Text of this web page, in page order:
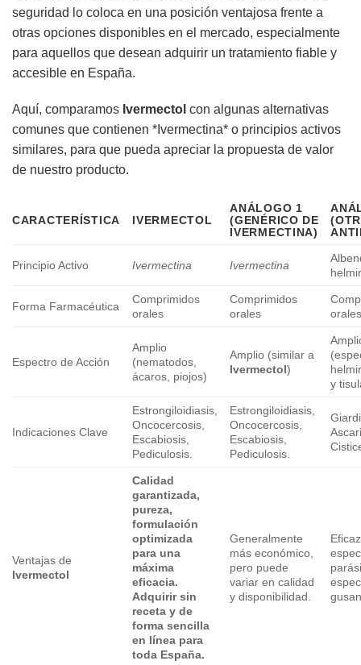
seguridad lo coloca en una posición ventajosa frente a
otras opciones disponibles en el mercado, especialmente
para aquellos que desean adquirir un tratamiento fiable y
accesible en España.
Aquí, comparamos Ivermectol con algunas alternativas
comunes que contienen *Ivermectina* o principios activos
similares, para que pueda apreciar la propuesta de valor
de nuestro producto.
CARACTERÍSTICA IVERMECTOL
ANÁLOGO 1
(GENÉRICO DE
IVERMECTINA)
Principio Activo Ivermectina Ivermectina
Forma Farmacéutica
Comprimidos
orales
Comprimidos
orales
Espectro de Acción
Amplio
(nematodos,
ácaros, piojos)
Amplio (similar a
Ivermectol)
y
Indicaciones Clave
Estrongiloidiasis,
Oncocercosis,
Escabiosis,
Pediculosis.
Estrongiloidiasis,
Oncocercosis,
Escabiosis,
Pediculosis.
Ventajas de
Ivermectol
Calidad
garantizada,
pureza,
formulación
optimizada
para una
máxima
eficacia.
Adquirir sin
receta y de
forma sencilla
en línea para
toda España.
Generalmente
más económico,
pero puede
variar en calidad
y disponibilidad.